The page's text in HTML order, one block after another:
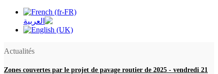
Actualités
Zones couvertes par le projet de pavage routier de 2025 - vendredi 21